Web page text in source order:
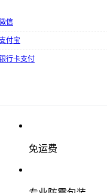
信
付宝
行卡支付
免运费